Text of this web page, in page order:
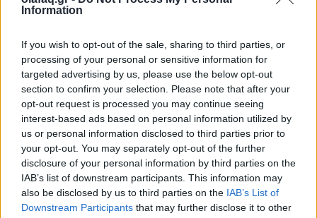
Information
If you wish to opt-out of the sale, sharing to third parties, or
processing of your personal or sensitive information for
targeted advertising by us, please use the below opt-out
section to confirm your selection. Please note that after your
opt-out request is processed you may continue seeing
interest-based ads based on personal information utilized by
us or personal information disclosed to third parties prior to
your opt-out. You may separately opt-out of the further
disclosure of your personal information by third parties on the
IAB’s list of downstream participants. This information may
also be disclosed by us to third parties on the IAB’s List of
Downstream Participants that may further disclose it to other
Δείτε επίσης